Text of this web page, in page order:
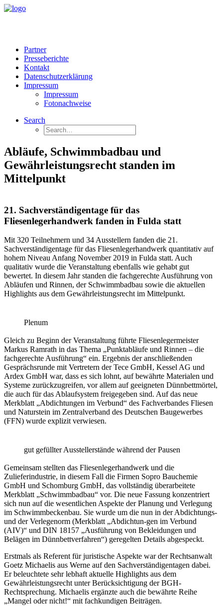
Partner
Presseberichte
Kontakt
Datenschutzerklärung
Impressum
Impressum
Fotonachweise
Search
Abläufe, Schwimmbadbau und
Gewährleistungsrecht standen im
Mittelpunkt
21. Sachverständigentage für das
Fliesenlegerhandwerk fanden in Fulda statt
Mit 320 Teilnehmern und 34 Ausstellern fanden die 21.
Sachverständigentage für das Fliesenlegerhandwerk quantitativ auf
hohem Niveau Anfang November 2019 in Fulda statt. Auch
qualitativ wurde die Veranstaltung ebenfalls wie gehabt gut
bewertet. In diesem Jahr standen die fachgerechte Ausführung von
Abläufen und Rinnen, der Schwimmbadbau sowie die aktuellen
Highlights aus dem Gewährleistungsrecht im Mittelpunkt.
Plenum
Gleich zu Beginn der Veranstaltung führte Fliesenlegermeister
Markus Ramrath in das Thema „Punktabläufe und Rinnen – die
fachgerechte Ausführung“ ein. Ergebnis der anschließenden
Gesprächsrunde mit Vertretern der Tece GmbH, Kessel AG und
Ardex GmbH war, dass es sich lohnt, auf bewährte Materialen und
Systeme zurückzugreifen, vor allem auf geeigneten Dünnbettmörtel,
die auch für das Ablaufsystem freigegeben sind. Auf das neue
Merkblatt „Abdichtungen im Verbund“ des Fachverbandes Fliesen
und Naturstein im Zentralverband des Deutschen Baugewerbes
(FFN) wurde explizit verwiesen.
gut gefüllter Ausstellerstände während der Pausen
Gemeinsam stellten das Fliesenlegerhandwerk und die
Zulieferindustrie, in diesem Fall die Firmen Sopro Bauchemie
GmbH und Schomburg GmbH, das vollständig überarbeitete
Merkblatt „Schwimmbadbau“ vor. Die neue Fassung konzentriert
sich nun auf die wesentlichen Aspekte der Planung und Verlegung
im Schwimmbeckenbau. Sie wurde um die nun in der Abdichtungs-
und der Verlegenorm (Merkblatt „Abdichtun-gen im Verbund
(AIV)“ und DIN 18157 „Ausführung von Bekleidungen und
Belägen im Dünnbettverfahren“) geregelten Details abgespeckt.
Erstmals als Referent für juristische Aspekte war der Rechtsanwalt
Goetz Michaelis aus Werne auf den Sachverständigentagen dabei.
Er beleuchtete sehr lebhaft aktuelle Highlights aus dem
Gewährleistungsrecht unter Berücksichtigung der BGH-
Rechtsprechung. Michaelis ergänzte auch die bewährte Reihe
„Mangel oder nicht!“ mit fachkundigen Beiträgen.